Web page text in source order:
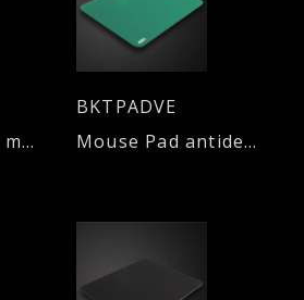
Funda gabinete medium tower
BKTPADVE
Mouse Pad antideslizante - VERDE